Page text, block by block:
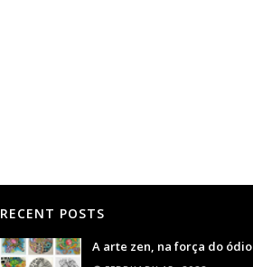
RECENT POSTS
A arte zen, na força do ódio